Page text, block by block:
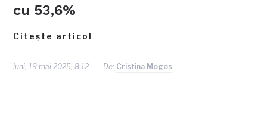
cu 53,6%
Citește articol
luni, 19 mai 2025, 8:12 De: Cristina Mogos